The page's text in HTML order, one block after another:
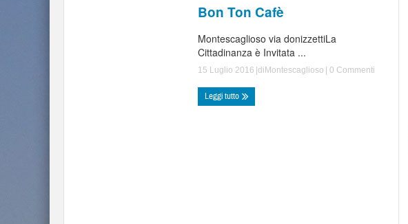
Bon Ton Cafè
Montescaglioso via donizzettiLa
Cittadinanza è Invitata ...
15 Luglio 2016 |di Montescaglioso 0 Commenti
Leggi tutto